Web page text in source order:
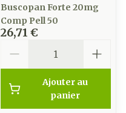
Buscopan Forte 20mg
Comp Pell 50
26,71 €
Ajouter au
panier